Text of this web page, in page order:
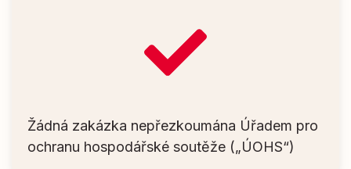
Žádná zakázka nepřezkoumána Úřadem pro
ochranu hospodářské soutěže („ÚOHS“)